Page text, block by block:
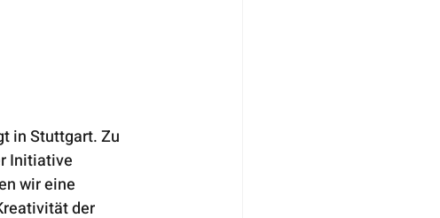
in Stuttgart. Zu
Initiative
wir eine
der